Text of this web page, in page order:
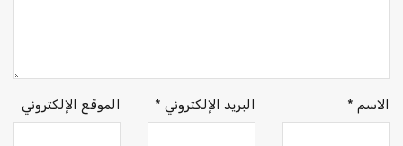
الاسم * البريد الإلكتروني * الموقع الإلكتروني